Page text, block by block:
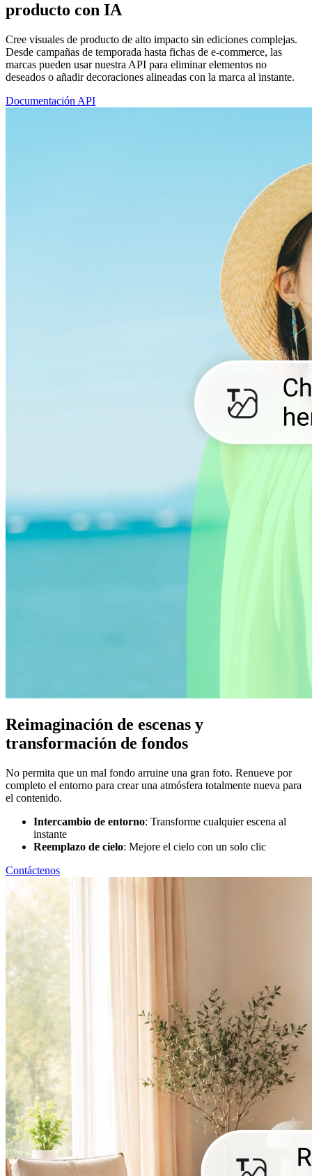
producto con IA
Cree visuales de producto de alto impacto sin ediciones complejas.
Desde campañas de temporada hasta fichas de e-commerce, las
marcas pueden usar nuestra API para eliminar elementos no
deseados o añadir decoraciones alineadas con la marca al instante.
Documentación API
Reimaginación de escenas y
transformación de fondos
No permita que un mal fondo arruine una gran foto. Renueve por
completo el entorno para crear una atmósfera totalmente nueva para
el contenido.
Intercambio de entorno: Transforme cualquier escena al
instante
Reemplazo de cielo: Mejore el cielo con un solo clic
Contáctenos